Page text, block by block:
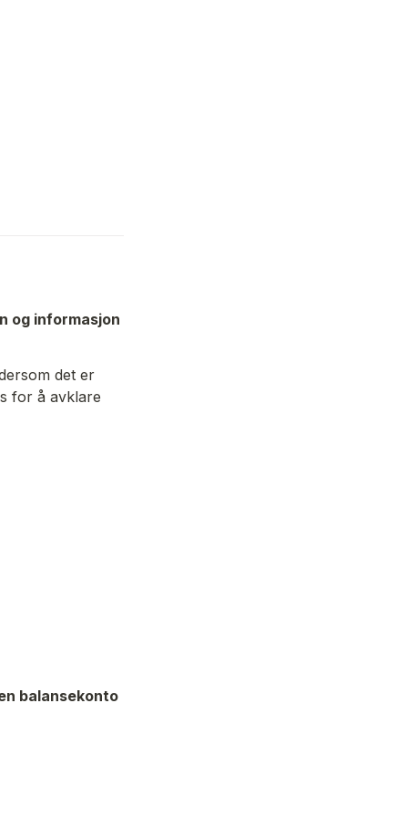
og informasjon
det er
for å avklare
balansekonto